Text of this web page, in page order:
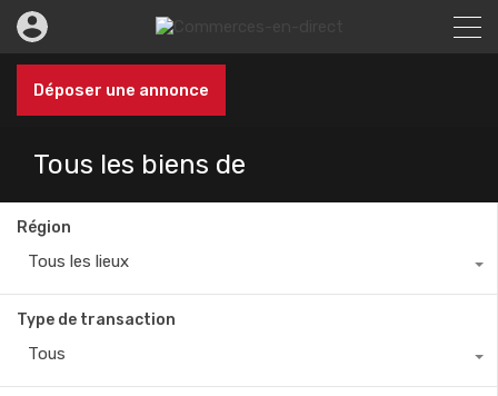
Déposer une annonce
Tous les biens de
Région
Tous les lieux
Type de transaction
Tous